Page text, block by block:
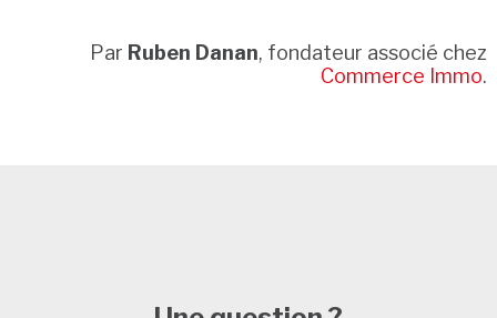
Par Ruben Danan, fondateur associé chez
Commerce Immo.